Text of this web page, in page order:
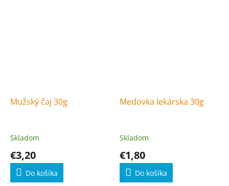
Mužský čaj 30g
Skladom
€3,20
Do košíka
Medovka lekárska 30g
Skladom
€1,80
Do košíka